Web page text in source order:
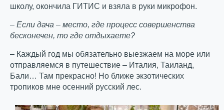
школу, окончила ГИТИС и взяла в руки микрофон.
– Если дача – место, где процесс совершенства
бесконечен, то где отдыхаете?
– Каждый год мы обязательно выезжаем на море или
отправляемся в путешествие – Италия, Таиланд,
Бали… Там прекрасно! Но ближе экзотических
тропиков мне осенний русский лес.